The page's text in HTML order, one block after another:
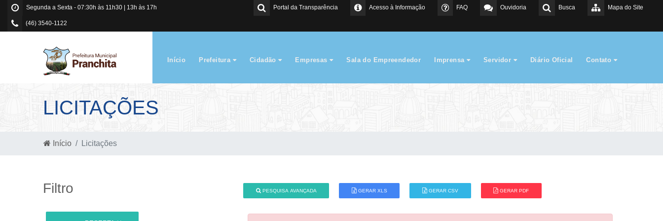
Segunda a Sexta - 07:30h às 11h30 | 13h às 17h
(46) 3540-1122
Mapa do Site
Busca
Ouvidoria
FAQ
Acesso à Informação
Portal da Transparência
Início Prefeitura Cidadão Empresas Sala do Empreendedor Imprensa Servidor Diário Oficial Contato
LICITAÇÕES
Início Licitações
Filtro PESQUISA AVANÇADA GERAR XLS GERAR CSV GERAR PDF